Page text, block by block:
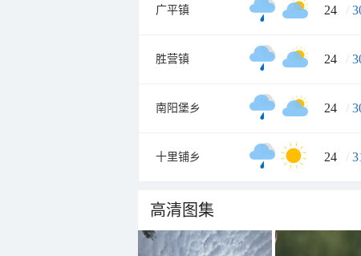
广平镇 24 /
胜营镇 24 /
南阳堡乡 24 /
十里铺乡 24 /
高清图集